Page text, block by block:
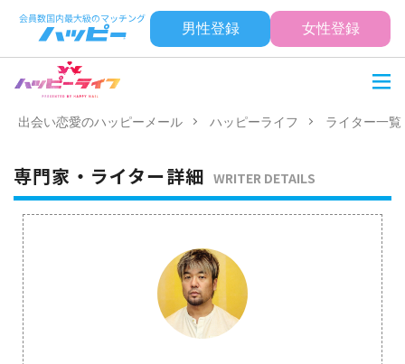
男性登録 女性登録
出会い恋愛のハッピーメール ハッピーライフ ライター一覧
専門家・ライター詳細 WRITER DETAILS